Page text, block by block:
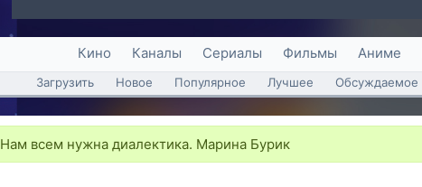
Кино Каналы Сериалы Фильмы Аниме
Загрузить Новое Популярное Лучшее Обсуждаемое
Нам всем нужна диалектика. Марина Бурик